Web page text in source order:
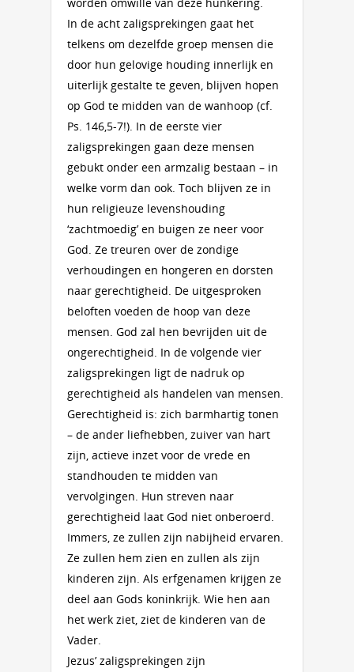
In de acht zaligsprekingen gaat het
telkens om dezelfde groep mensen die
door hun gelovige houding innerlijk en
uiterlijk gestalte te geven, blijven hopen
op God te midden van de wanhoop (cf.
Ps. 146,5-7!). In de eerste vier
zaligsprekingen gaan deze mensen
gebukt onder een armzalig bestaan – in
welke vorm dan ook. Toch blijven ze in
hun religieuze levenshouding
‘zachtmoedig’ en buigen ze neer voor
God. Ze treuren over de zondige
verhoudingen en hongeren en dorsten
naar gerechtigheid. De uitgesproken
beloften voeden de hoop van deze
mensen. God zal hen bevrijden uit de
ongerechtigheid. In de volgende vier
zaligsprekingen ligt de nadruk op
gerechtigheid als handelen van mensen.
Gerechtigheid is: zich barmhartig tonen
– de ander liefhebben, zuiver van hart
zijn, actieve inzet voor de vrede en
standhouden te midden van
vervolgingen. Hun streven naar
gerechtigheid laat God niet onberoerd.
Immers, ze zullen zijn nabijheid ervaren.
Ze zullen hem zien en zullen als zijn
kinderen zijn. Als erfgenamen krijgen ze
deel aan Gods koninkrijk. Wie hen aan
het werk ziet, ziet de kinderen van de
Vader.
Jezus’ zaligsprekingen zijn